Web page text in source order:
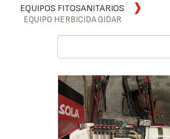
EQUIPOS FITOSANITARIOS
EQUIPO HERBICIDA GIDAR